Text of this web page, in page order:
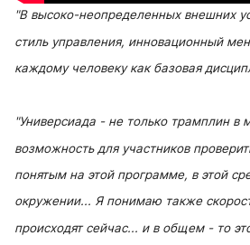
"В высоко-неопределенных внешних
стиль управления, инновационный
каждому человеку как базовая
"Универсиада - не только трамплин в
возможность для участников
понятым на этой программе, в этой
окружении... Я понимаю также
происходят сейчас... и в общем - то